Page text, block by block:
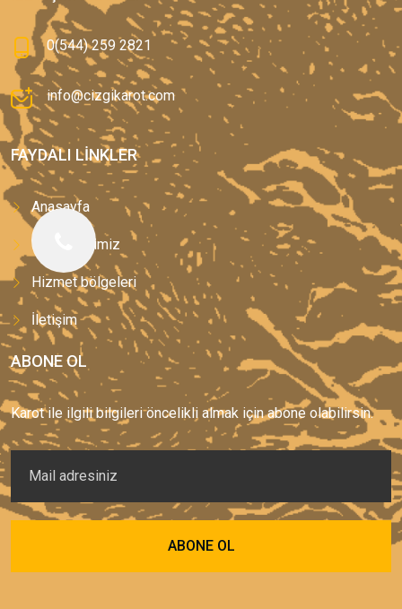
0(544) 259 2821
info@cizgikarot.com
FAYDALI LINKLER
Anasayfa
Hizmetlerimiz
Hizmet bölgeleri
İletişim
ABONE OL
Karot ile ilgili bilgileri öncelikli almak için abone olabilirsin.